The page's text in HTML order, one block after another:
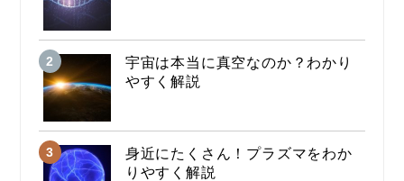
宇宙は本当に真空なのか？わかり
やすく解説
身近にたくさん！プラズマをわか
りやすく解説